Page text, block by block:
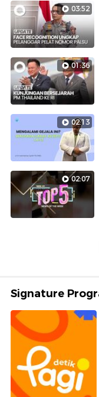
03:52
01:36
02:13
02:07
Signature